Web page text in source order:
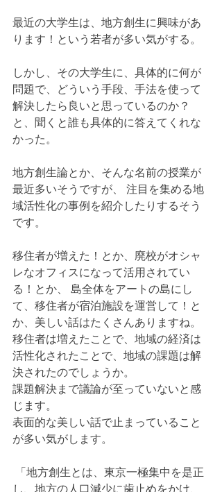
最近の大学生は、地方創生に興味があ
ります！という若者が多い気がする。
しかし、その大学生に、具体的に何が
問題で、どういう手段、手法を使って
解決したら良いと思っているのか？
と、聞くと誰も具体的に答えてくれな
かった。
地方創生論とか、そんな名前の授業が
最近多いそうですが、 注目を集める地
域活性化の事例を紹介したりするそう
です。
移住者が増えた！とか、廃校がオシャ
レなオフィスになって活用されてい
る！とか、 島全体をアートの島にし
て、移住者が宿泊施設を運営して！と
か、美しい話はたくさんありますね。
移住者は増えたことで、地域の経済は
活性化されたことで、地域の課題は解
決されたのでしょうか。
課題解決まで議論が至っていないと感
じます。
表面的な美しい話で止まっていること
が多い気がします。
し、地方の人口減少に歯止めをかけ、